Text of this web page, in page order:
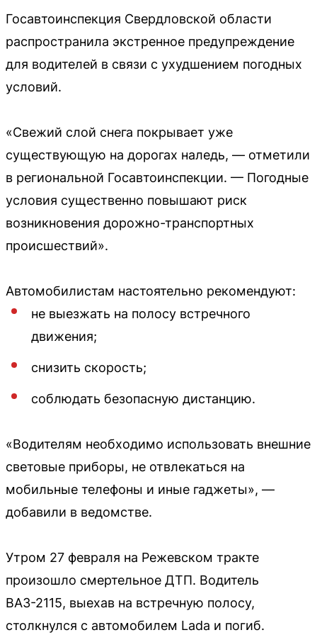
Госавтоинспекция Свердловской области
распространила экстренное предупреждение
для водителей в связи с ухудшением погодных
условий.
«Свежий слой снега покрывает уже
существующую на дорогах наледь, — отметили
в региональной Госавтоинспекции. — Погодные
условия существенно повышают риск
возникновения дорожно-транспортных
происшествий».
Автомобилистам настоятельно рекомендуют:
не выезжать на полосу встречного
движения;
снизить скорость;
соблюдать безопасную дистанцию.
«Водителям необходимо использовать внешние
световые приборы, не отвлекаться на
мобильные телефоны и иные гаджеты», —
добавили в ведомстве.
Утром 27 февраля на Режевском тракте
произошло смертельное ДТП. Водитель
ВАЗ-2115, выехав на встречную полосу,
столкнулся с автомобилем Lada и погиб.